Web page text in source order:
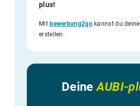
plus!
Mitbewerbung2gokannst du
erstellen.
DeineAUBI-